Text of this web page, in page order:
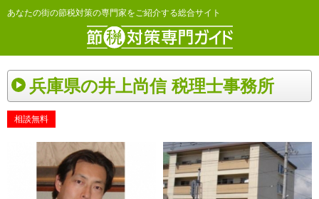
あなたの街の節税対策の専門家をご紹介する総合サイト
兵庫県の井上尚信 税理士事務所
相談無料